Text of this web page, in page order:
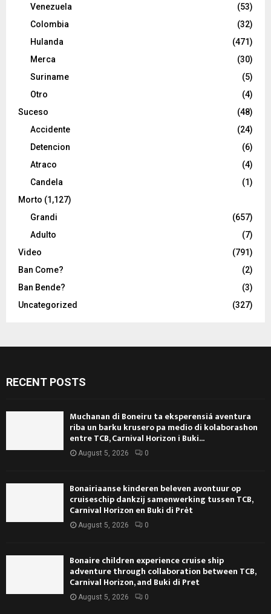
Venezuela
(53)
Colombia
(32)
Hulanda
(471)
Merca
(30)
Suriname
(5)
Otro
(4)
Suceso
(48)
Accidente
(24)
Detencion
(6)
Atraco
(4)
Candela
(1)
Morto (1,127)
Grandi
(657)
Adulto
(7)
Video
(791)
Ban Come?
(2)
Ban Bende?
(3)
Uncategorized
(327)
RECENT POSTS
Muchanan di Boneiru ta eksperensiá aventura
riba un barku krusero pa medio di kolaborashon
entre TCB, Carnival Horizon i Buki...
August 5, 2026 0
Bonairiaanse kinderen beleven avontuur op
cruiseschip dankzij samenwerking tussen TCB,
Carnival Horizon en Buki di Prèt
August 5, 2026 0
Bonaire children experience cruise ship
adventure through collaboration between TCB,
Carnival Horizon, and Buki di Pret
August 5, 2026 0